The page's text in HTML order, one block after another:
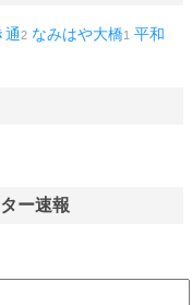
通2 なみはや大橋1 平和
ー速報